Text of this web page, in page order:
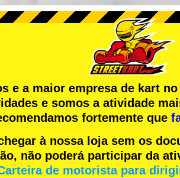
e a maior empresa de kart
e somos a atividade
fortemente que
à nossa loja sem os
não poderá participar da
de motorista para